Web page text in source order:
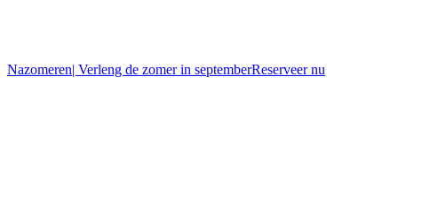
Nazomeren| Verleng de zomer in septemberReserveer nu